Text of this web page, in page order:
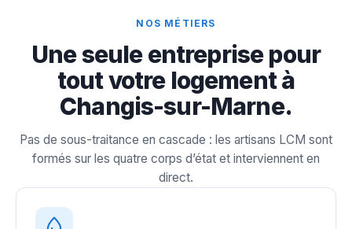
NOS MÉTIERS
Une seule entreprise pour
tout votre logement à
Changis-sur-Marne.
Pas de sous-traitance en cascade : les artisans LCM sont
formés sur les quatre corps d’état et interviennent en
direct.